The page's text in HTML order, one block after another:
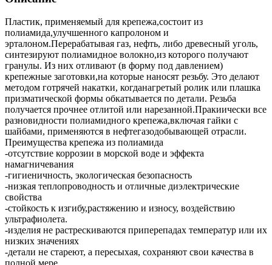
Пластик, применяемый для крепежа,состоит из
полиамида,улучшенного капролоном и
эрталоном.Перерабатывая газ, нефть, либо древесный уголь,
синтезируют полиамидное волокно,из которого получают
гранулы. Из них отливают (в форму под давлением)
крепежные заготовки,на которые наносят резьбу. Это делают
методом готрячей накатки, когданагретый ролик или плашка
призматической формы обкатывается по детали. Резьба
получается прочнее отлитой или нарезанной.Пракиически все
разновидности полиамидного крепежа,включая гайки с
шайбами, применяются в нефтегазодобывающей отрасли.
Преимущества крепежа из полиамида
-отсутствие коррозии в морской воде и эффекта
намагничевания
-гигиеничность, экологическая безопасность
-низкая теплопроводность и отличные диэлектрические
свойства
-стойкость к изгибу,растяжению и износу, воздействию
ультрафиолета.
-изделия не растрескиваются приперепадах температур или их
низких значениях
-детали не стареют, а пересыхая, сохраняют свои качества в